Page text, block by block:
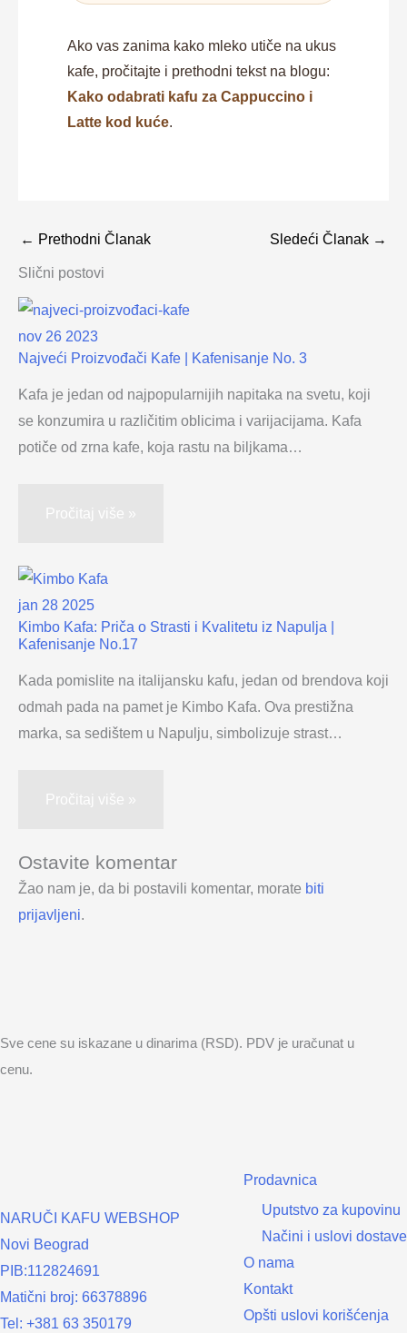
Ako vas zanima kako mleko utiče na ukus
kafe, pročitajte i prethodni tekst na blogu:
Kako odabrati kafu za Cappuccino i
Latte kod kuće.
← Prethodni Članak Sledeći Članak →
Slični postovi
nov 26 2023
Najveći Proizvođači Kafe | Kafenisanje No. 3
Kafa je jedan od najpopularnijih napitaka na svetu, koji
se konzumira u različitim oblicima i varijacijama. Kafa
potiče od zrna kafe, koja rastu na biljkama…
Pročitaj više »
jan 28 2025
Kimbo Kafa: Priča o Strasti i Kvalitetu iz Napulja |
Kafenisanje No.17
Kada pomislite na italijansku kafu, jedan od brendova koji
odmah pada na pamet je Kimbo Kafa. Ova prestižna
marka, sa sedištem u Napulju, simbolizuje strast…
Pročitaj više »
Ostavite komentar
Žao nam je, da bi postavili komentar, morate biti
prijavljeni.
Sve cene su iskazane u dinarima (RSD). PDV je uračunat u
cenu.
NARUČI KAFU WEBSHOP
Novi Beograd
PIB:112824691
Matični broj: 66378896
Tel: +381 63 350179
Prodavnica
Uputstvo za kupovinu
Načini i uslovi dostave
O nama
Kontakt
Opšti uslovi korišćenja